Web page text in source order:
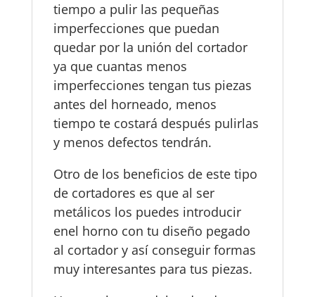
tiempo a pulir las pequeñas
imperfecciones que puedan
quedar por la unión del cortador
ya que cuantas menos
imperfecciones tengan tus piezas
antes del horneado, menos
tiempo te costará después pulirlas
y menos defectos tendrán.
Otro de los beneficios de este tipo
de cortadores es que al ser
metálicos los puedes introducir
enel horno con tu diseño pegado
al cortador y así conseguir formas
muy interesantes para tus piezas.